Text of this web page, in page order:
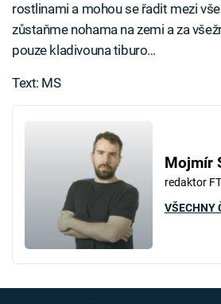
rostlinami a mohou se řadit mezi
zůstaňme nohama na zemi a za
pouze kladivouna tiburo…
Text: MS
Mojmír
redaktor
VŠECHNY